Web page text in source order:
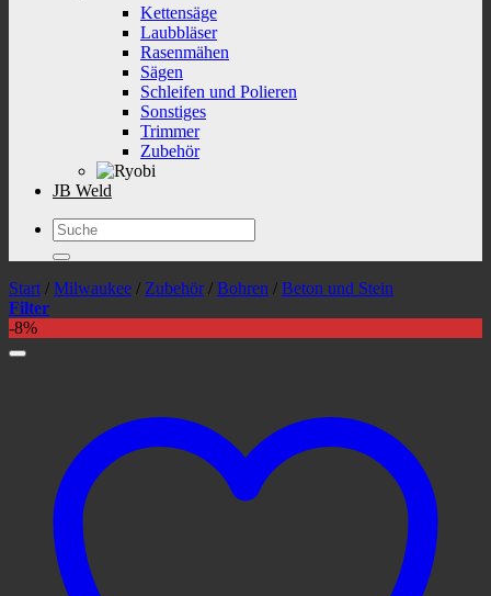
Kettensäge
Laubbläser
Rasenmähen
Sägen
Schleifen und Polieren
Sonstiges
Trimmer
Zubehör
JB Weld
Suchen
nach:
Start / Milwaukee / Zubehör / Bohren / Beton und Stein
Filter
-8%